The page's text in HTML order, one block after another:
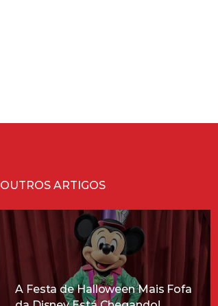
OUTROS ARTIGOS
A Festa de Halloween Mais Fofa